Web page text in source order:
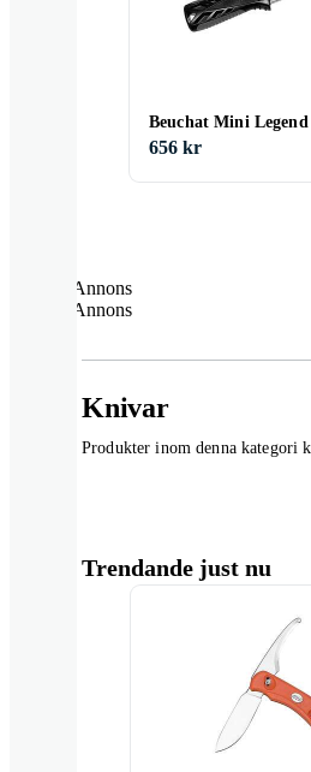
Beuchat Mini Legend
656 kr
Annons
Annons
Knivar
Produkter inom denna kategori
Trendande just nu